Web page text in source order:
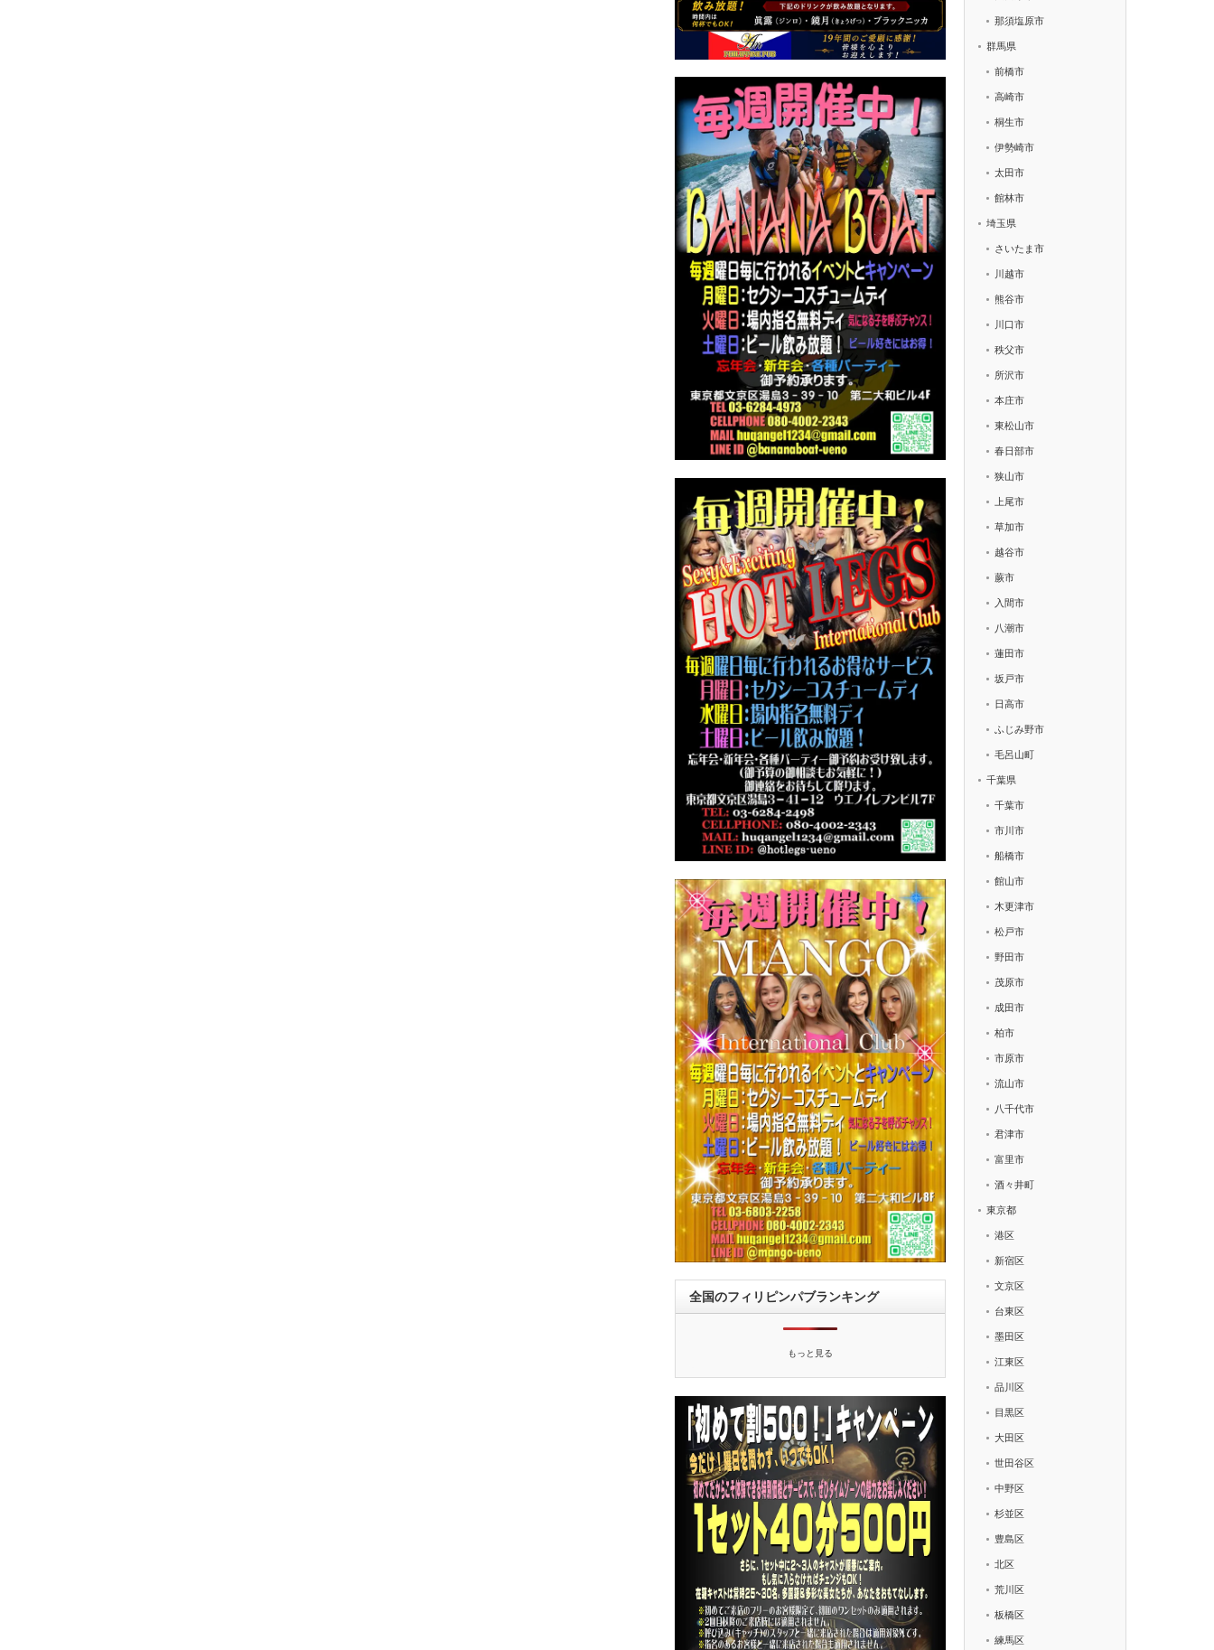
全国のフィリピンパブランキング
もっと見る
那須塩原市
群馬県
前橋市
高崎市
桐生市
伊勢崎市
太田市
館林市
埼玉県
さいたま市
川越市
熊谷市
川口市
秩父市
所沢市
本庄市
東松山市
春日部市
狭山市
上尾市
草加市
越谷市
蕨市
入間市
八潮市
蓮田市
坂戸市
日高市
ふじみ野市
毛呂山町
千葉県
千葉市
市川市
船橋市
館山市
木更津市
松戸市
野田市
茂原市
成田市
柏市
市原市
流山市
八千代市
君津市
富里市
酒々井町
東京都
港区
新宿区
文京区
台東区
墨田区
江東区
品川区
目黒区
大田区
世田谷区
中野区
杉並区
豊島区
北区
荒川区
板橋区
練馬区